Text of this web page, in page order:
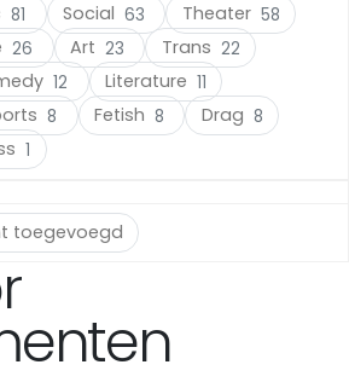
(120)
81 Social 63 Theater 58
26 Art 23 Trans 22
12 Literature 11
8 Fetish 8 Drag 8
1
toegevoegd